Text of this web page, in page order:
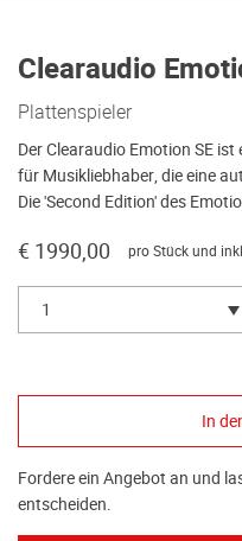
Clearaudio
Plattenspieler
Der Clearaudio Emotion SE
für Musikliebhaber, die eine
Die 'Second Edition' des
€ 1990,00 pro Stück und
1
Fordere ein Angebot an und
entscheiden.